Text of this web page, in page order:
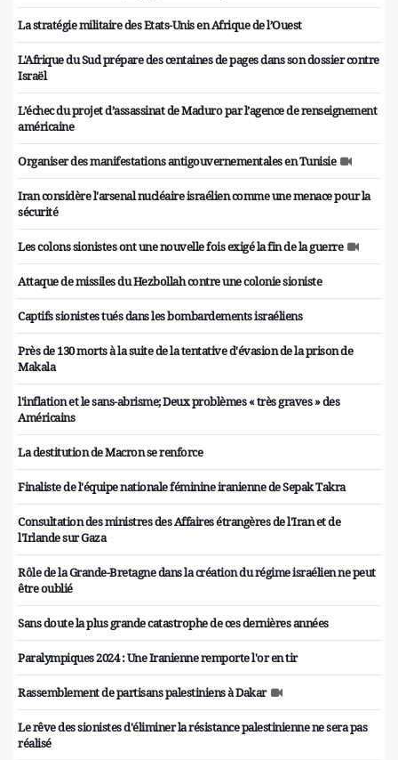
La stratégie militaire des Etats-Unis en Afrique de l’Ouest
L'Afrique du Sud prépare des centaines de pages dans son dossier contre
Israël
L’échec du projet d’assassinat de Maduro par l’agence de renseignement
américaine
Organiser des manifestations antigouvernementales en Tunisie
Iran considère l'arsenal nucléaire israélien comme une menace pour la
sécurité
Les colons sionistes ont une nouvelle fois exigé la fin de la guerre
Attaque de missiles du Hezbollah contre une colonie sioniste
Captifs sionistes tués dans les bombardements israéliens
Près de 130 morts à la suite de la tentative d'évasion de la prison de
Makala
l'inflation et le sans-abrisme; Deux problèmes « très graves » des
Américains
La destitution de Macron se renforce
Finaliste de l'équipe nationale féminine iranienne de Sepak Takra
Consultation des ministres des Affaires étrangères de l'Iran et de
l'Irlande sur Gaza
Rôle de la Grande-Bretagne dans la création du régime israélien ne peut
être oublié
Sans doute la plus grande catastrophe de ces dernières années
Paralympiques 2024 : Une Iranienne remporte l'or en tir
Rassemblement de partisans palestiniens à Dakar
Le rêve des sionistes d'éliminer la résistance palestinienne ne sera pas
réalisé